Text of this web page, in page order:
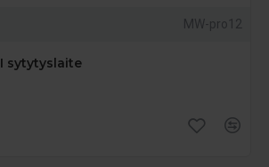
MW-pro12
sytytyslaite